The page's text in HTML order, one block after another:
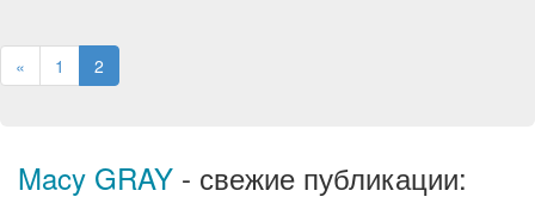
« 1 2
Macy GRAY - свежие публикации: